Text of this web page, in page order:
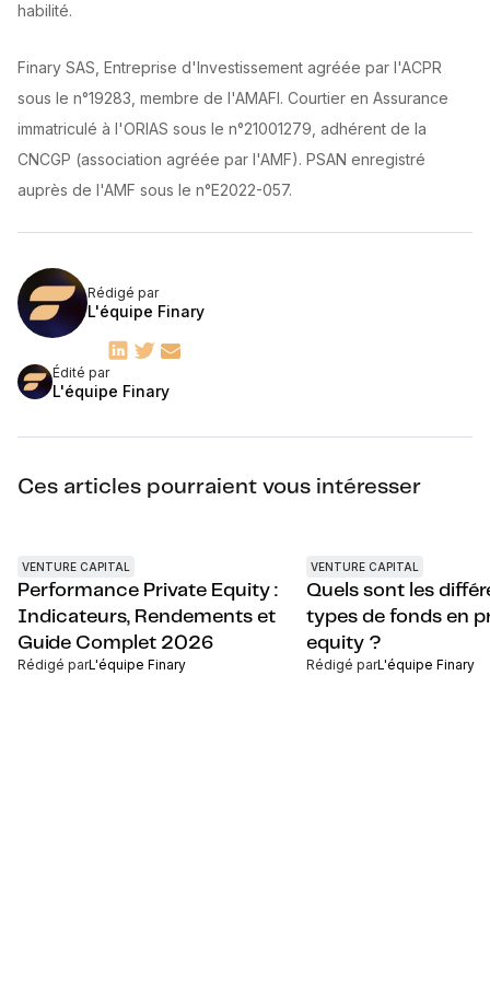
habilité.
Finary SAS, Entreprise d'Investissement agréée par l'ACPR
sous le n°19283, membre de l'AMAFI. Courtier en Assurance
immatriculé à l'ORIAS sous le n°21001279, adhérent de la
CNCGP (association agréée par l'AMF). PSAN enregistré
auprès de l'AMF sous le n°E2022-057.
Édité par
L'équipe Finary
Rédigé par
L'équipe Finary
Ces articles pourraient vous intéresser
VENTURE CAPITAL
Performance Private Equity :
Indicateurs, Rendements et
Guide Complet 2026
Rédigé parL'équipe Finary
VENTURE CAPITAL
Quels sont les
types de fonds en
equity ?
Rédigé parL'équipe Finary